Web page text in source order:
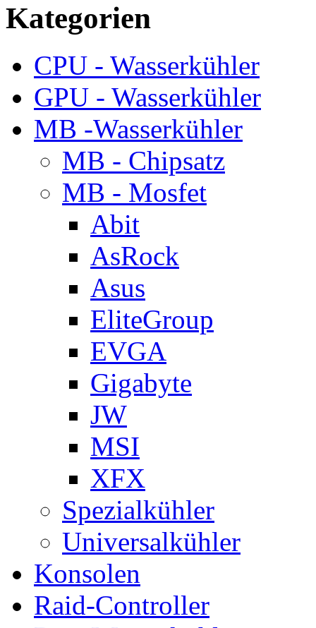
Kategorien
CPU - Wasserkühler
GPU - Wasserkühler
MB -Wasserkühler
MB - Chipsatz
MB - Mosfet
Abit
AsRock
Asus
EliteGroup
EVGA
Gigabyte
JW
MSI
XFX
Spezialkühler
Universalkühler
Konsolen
Raid-Controller